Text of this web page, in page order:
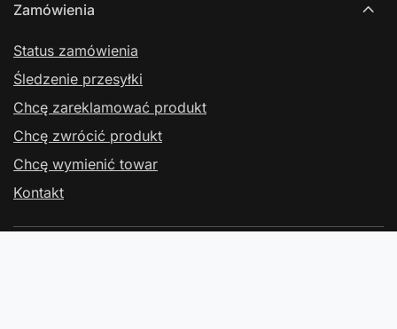
Zamówienia
Status zamówienia
Śledzenie przesyłki
Chcę zareklamować produkt
Chcę zwrócić produkt
Chcę wymienić towar
Kontakt